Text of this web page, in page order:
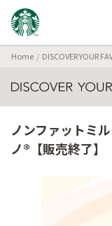
Home DISCOVER YOUR
ノンファットミ
ノ®【販売終了】